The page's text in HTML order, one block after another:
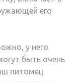
его
у него
быть очень
питомец